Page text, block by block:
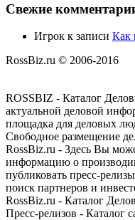
Свежие
Игрок к записи Как
RossBiz.ru © 2006-2016
ROSSBIZ - Каталог
актуальной деловой
площадка для деловых
Свободное размещение
RossBiz.ru - Здесь Вы
информацию о
публиковать пресс-
поиск партнеров и
RossBiz.ru - Каталог
Пресс-релизов - Каталог